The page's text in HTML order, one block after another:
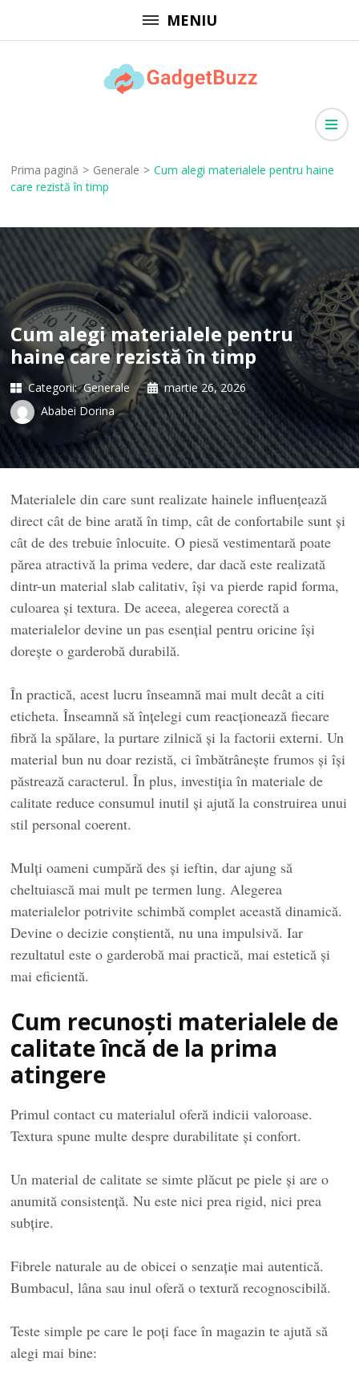
la
MENIU
Prima pagină > Generale > Cum alegi materialele pentru haine
care rezistă în timp
Cum alegi materialele pentru
haine care rezistă în timp
Categorii: Generale
martie 26, 2026
Ababei Dorina
Materialele din care sunt realizate hainele influențează
direct cât de bine arată în timp, cât de confortabile sunt și
cât de des trebuie înlocuite. O piesă vestimentară poate
părea atractivă la prima vedere, dar dacă este realizată
dintr-un material slab calitativ, își va pierde rapid forma,
culoarea și textura. De aceea, alegerea corectă a
materialelor devine un pas esențial pentru oricine își
dorește o garderobă durabilă.
În practică, acest lucru înseamnă mai mult decât a citi
eticheta. Înseamnă să înțelegi cum reacționează fiecare
fibră la spălare, la purtare zilnică și la factorii externi. Un
material bun nu doar rezistă, ci îmbătrânește frumos și își
păstrează caracterul. În plus, investiția în materiale de
calitate reduce consumul inutil și ajută la construirea unui
stil personal coerent.
Mulți oameni cumpără des și ieftin, dar ajung să
cheltuiască mai mult pe termen lung. Alegerea
materialelor potrivite schimbă complet această dinamică.
Devine o decizie conștientă, nu una impulsivă. Iar
rezultatul este o garderobă mai practică, mai estetică și
mai eficientă.
Cum recunoști materialele de
calitate încă de la prima
atingere
Primul contact cu materialul oferă indicii valoroase.
Textura spune multe despre durabilitate și confort.
Un material de calitate se simte plăcut pe piele și are o
anumită consistență. Nu este nici prea rigid, nici prea
subțire.
Fibrele naturale au de obicei o senzație mai autentică.
Bumbacul, lâna sau inul oferă o textură recognoscibilă.
Teste simple pe care le poți face în magazin te ajută să
alegi mai bine: